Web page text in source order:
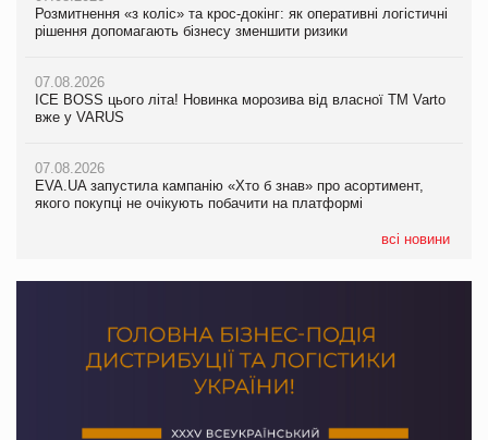
Розмитнення «з коліс» та крос-докінг: як оперативні логістичні
рішення допомагають бізнесу зменшити ризики
07.08.2026
ICE BOSS цього літа! Новинка морозива від власної ТМ Varto
вже у VARUS
07.08.2026
EVA.UA запустила кампанію «Хто б знав» про асортимент,
якого покупці не очікують побачити на платформі
всі новини
07.08.2026
EVA.UA запустила кампанію «Хто б знав» про асортимент,
06.08.2026
Смачна новинка для хвостатих: у VARUS з’явилися паучі
05.08.2026
Мережа супермаркетів VARUS купує мережу магазинів
Kraft Heinz скоротила збиток у першому півріччі
Продажі Hugo Boss впали на 9%